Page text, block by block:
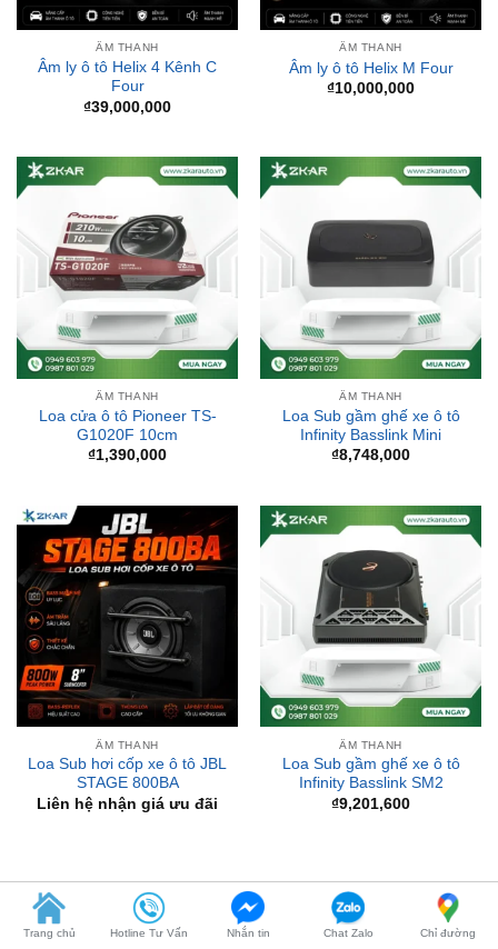
Âm ly ô tô Helix 4 Kênh C
Four
39,000,000
Âm ly ô tô Helix M Four
₫10,000,000
ÂM THANH
Loa cửa ô tô Pioneer TS-
G1020F 10cm
1,390,000
ÂM THANH
Loa Sub gầm ghế xe ô tô
Infinity Basslink Mini
8,748,000
ÂM THANH
Loa Sub hơi cốp xe ô tô JBL
STAGE 800BA
Liên hệ nhận giá ưu đãi
ÂM THANH
Loa Sub gầm ghế xe ô tô
Infinity Basslink SM2
9,201,600
Trang chủ Hotline Tư Vấn Nhắn tin Chat Zalo Chỉ đường